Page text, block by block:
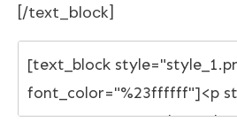
[/text_block]